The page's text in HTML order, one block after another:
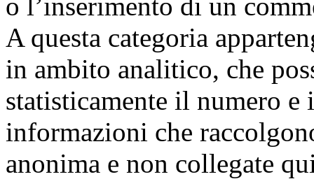
o l’inserimento di un
A questa categoria
in ambito analitico, che
statisticamente il numero
informazioni che
anonima e non collegate